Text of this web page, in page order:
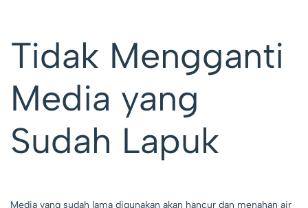
Tidak Mengganti
Media yang
Sudah Lapuk
Media yang sudah lama digunakan akan hancur dan menahan air